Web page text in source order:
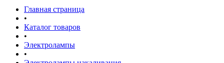
Главная страница
•
Каталог товаров
•
Электролампы
•